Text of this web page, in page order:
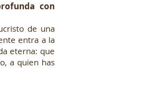
con
de una
entra a la
eterna: que
a quien has